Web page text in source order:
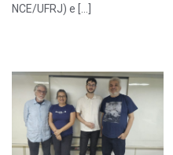
NCE/UFRJ) e […]